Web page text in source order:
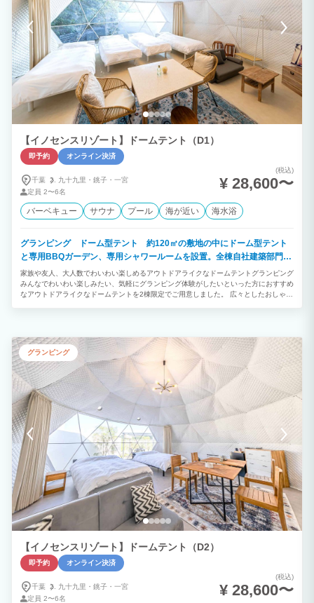
【イノセンスリゾート】ドームテント（D1）
即予約 オンライン決済
千葉 九十九里・ 銚子・ 一宮
定員 2〜6名
(税込)
¥ 28,600〜
バーベキュー サウナ プール 海が近い 海水浴
グランピング ドーム型テント 約120㎡の敷地の中にドーム型テント
と専用BBQガーデン、専用シャワールームを設置。全棟自社建築部門で
デザイン建築されたお洒落なお部屋です。
家族や友人、大人数でわいわい楽しめるアウトドアライクなドームテントグランピング
みんなでわいわい楽しみたい、気軽にグランピング体験がしたいといった方におすすめ
なアウトドアライクなドームテントを2棟限定でご用意しました。 広々としたおしゃれ
グランピング
【イノセンスリゾート】ドームテント（D2）
即予約 オンライン決済
千葉 九十九里・ 銚子・ 一宮
定員 2〜6名
(税込)
¥ 28,600〜